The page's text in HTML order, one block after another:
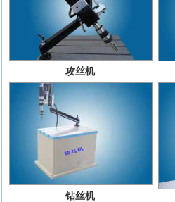
攻丝机
钻丝机